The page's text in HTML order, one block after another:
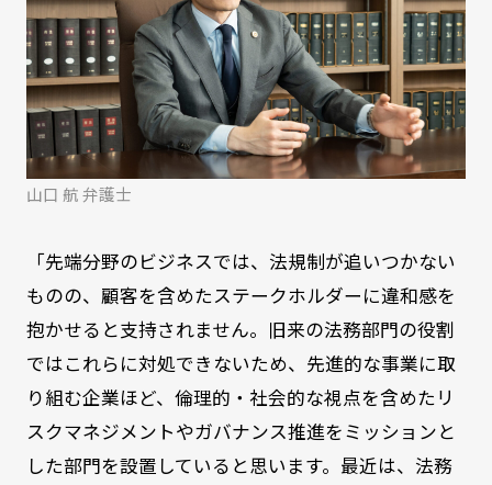
山口 航 弁護士
「先端分野のビジネスでは、法規制が追いつかない
ものの、顧客を含めたステークホルダーに違和感を
抱かせると支持されません。旧来の法務部門の役割
ではこれらに対処できないため、先進的な事業に取
り組む企業ほど、倫理的・社会的な視点を含めたリ
スクマネジメントやガバナンス推進をミッションと
した部門を設置していると思います。最近は、法務